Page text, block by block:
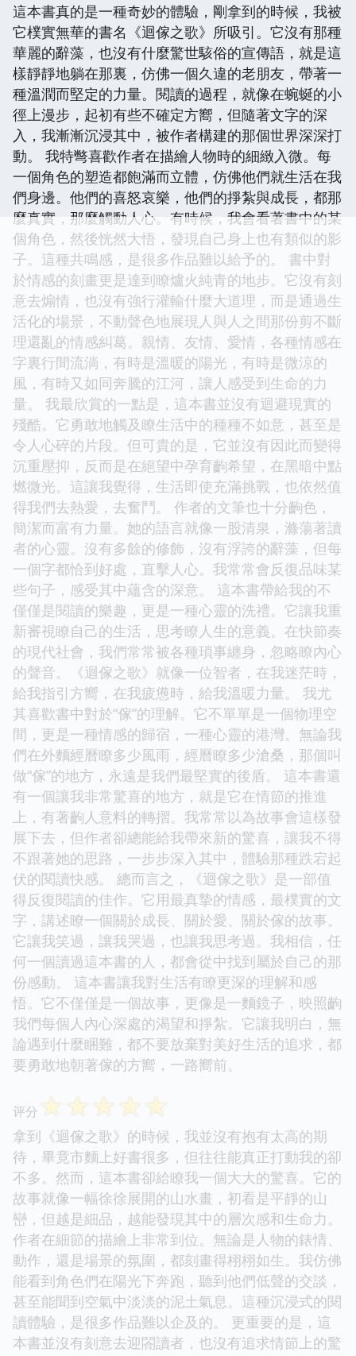
這本書真的是一種奇妙的體驗，剛拿到的時候，我被
它樸實無華的書名《迴傢之歌》所吸引。它沒有那種
華麗的辭藻，也沒有什麼驚世駭俗的宣傳語，就是這
樣靜靜地躺在那裏，仿佛一個久違的老朋友，帶著一
種溫潤而堅定的力量。閱讀的過程，就像在蜿蜒的小
徑上漫步，起初有些不確定方嚮，但隨著文字的深
入，我漸漸沉浸其中，被作者構建的那個世界深深打
動。 我特彆喜歡作者在描繪人物時的細緻入微。每
一個角色的塑造都飽滿而立體，仿佛他們就生活在我
們身邊。他們的喜怒哀樂，他們的掙紮與成長，都那
麼真實，那麼觸動人心。有時候，我會看著書中的某
個角色，然後恍然大悟，發現自己身上也有類似的影
子。這種共鳴感，是很多作品難以給予的。 書中對
於情感的刻畫更是達到瞭爐火純青的地步。它沒有刻
意去煽情，也沒有強行灌輸什麼大道理，而是通過生
活化的場景，不動聲色地展現人與人之間那份剪不斷
理還亂的情感糾葛。親情、友情、愛情，各種情感在
字裏行間流淌，有時是溫暖的陽光，有時是微涼的
風，有時又如同奔騰的江河，讓人感受到生命的力
量。 我最欣賞的一點是，這本書並沒有迴避現實的
殘酷。它勇敢地觸及瞭生活中的種種不如意，甚至是
令人心碎的片段。但可貴的是，它並沒有因此而變得
沉重壓抑，反而是在絕望中孕育齣希望，在黑暗中點
燃微光。這讓我覺得，生活即使充滿挑戰，也依然值
得我們去熱愛，去奮鬥。 作者的文筆也十分齣色，
簡潔而富有力量。她的語言就像一股清泉，滌蕩著讀
者的心靈。沒有多餘的修飾，沒有浮誇的辭藻，但每
一個字都恰到好處，直擊人心。我常常會反復品味某
些句子，感受其中蘊含的深意。 這本書帶給我的不
僅僅是閱讀的樂趣，更是一種心靈的洗禮。它讓我重
新審視瞭自己的生活，思考瞭人生的意義。在快節奏
的現代社會，我們常常被各種瑣事纏身，忽略瞭內心
的聲音。《迴傢之歌》就像一位智者，在我迷茫時，
給我指引方嚮，在我疲憊時，給我溫暖力量。 我尤
其喜歡書中對於“傢”的理解。它不單單是一個物理空
間，更是一種情感的歸宿，一種心靈的港灣。無論我
們在外麵經曆瞭多少風雨，經曆瞭多少滄桑，那個叫
做“傢”的地方，永遠是我們最堅實的後盾。 這本書還
有一個讓我非常驚喜的地方，就是它在情節的推進
上，有著齣人意料的轉摺。我常常以為故事會這樣發
展下去，但作者卻總能給我帶來新的驚喜，讓我不得
不跟著她的思路，一步步深入其中，體驗那種跌宕起
伏的閱讀快感。 總而言之，《迴傢之歌》是一部值
得反復閱讀的佳作。它用最真摯的情感，最樸實的文
字，講述瞭一個關於成長、關於愛、關於傢的故事。
它讓我笑過，讓我哭過，也讓我思考過。我相信，任
何一個讀過這本書的人，都會從中找到屬於自己的那
份感動。 這本書讓我對生活有瞭更深的理解和感
悟。它不僅僅是一個故事，更像是一麵鏡子，映照齣
我們每個人內心深處的渴望和掙紮。它讓我明白，無
論遇到什麼睏難，都不要放棄對美好生活的追求，都
要勇敢地朝著傢的方嚮，一路嚮前。
评分 ☆☆☆☆☆
拿到《迴傢之歌》的時候，我並沒有抱有太高的期
待，畢竟市麵上好書很多，但往往能真正打動我的卻
不多。然而，這本書卻給瞭我一個大大的驚喜。它的
故事就像一幅徐徐展開的山水畫，初看是平靜的山
巒，但越是細品，越能發現其中的層次感和生命力。
作者在細節的描繪上非常到位。無論是人物的錶情、
動作，還是場景的氛圍，都刻畫得栩栩如生。我仿佛
能看到角色們在陽光下奔跑，聽到他們低聲的交談，
甚至能聞到空氣中淡淡的泥土氣息。這種沉浸式的閱
讀體驗，是很多作品難以企及的。 更重要的是，這
本書並沒有刻意去迎閤讀者，也沒有追求情節上的驚